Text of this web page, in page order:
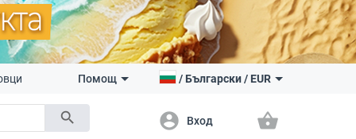
search
Помощ /Български/ EUR
account_circle Вход shopping_basket